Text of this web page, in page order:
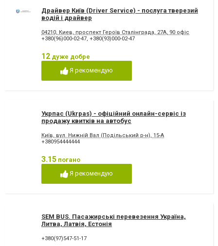
Драйвер Київ (Driver Service) - послуга тверезий
водій і драйвер
04210, Киев, проспект Героїв Сталінграда, 27А, 90 офіс
+380(96)000-02-47, +380(93)000-02-47
12 дуже добре
Я рекомендую
Укрпас (Ukrpas) - офіційний онлайн-сервіс із
продажу квитків на автобус
Київ, вул. Нижній Вал (Подільський р-н), 15-А
+380954444444
3.15 погано
Я рекомендую
SEM BUS. Пасажирські перевезення Україна,
Литва, Латвія, Естонія
+380(97)547-51-17